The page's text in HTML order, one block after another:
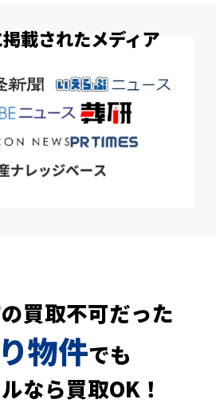
載されたメディア
買取不可だった
物件でも
なら買取OK！